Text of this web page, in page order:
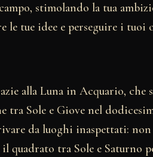
stimolando la tua
le tue idee e perseguire i
alla Luna in Acquario, che
tra Sole e Giove nel
da luoghi inaspettati:
quadrato tra Sole e Saturno